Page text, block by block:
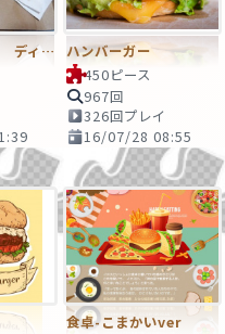
アイコンチキン ディアボロセット
ハンバーガー
450ピース
967回
326回プレイ
16/07/28 08:55
食卓-こまかいver